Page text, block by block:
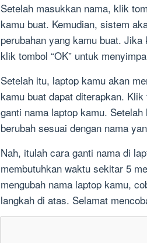
Setelah masukkan nama, klik
kamu buat. Kemudian, sistem
perubahan yang kamu buat.
klik tombol “OK” untuk
Setelah itu, laptop kamu akan
kamu buat dapat diterapkan.
ganti nama laptop kamu.
berubah sesuai dengan nama
Nah, itulah cara ganti nama di
membutuhkan waktu sekitar 5
mengubah nama laptop kamu,
langkah di atas. Selamat